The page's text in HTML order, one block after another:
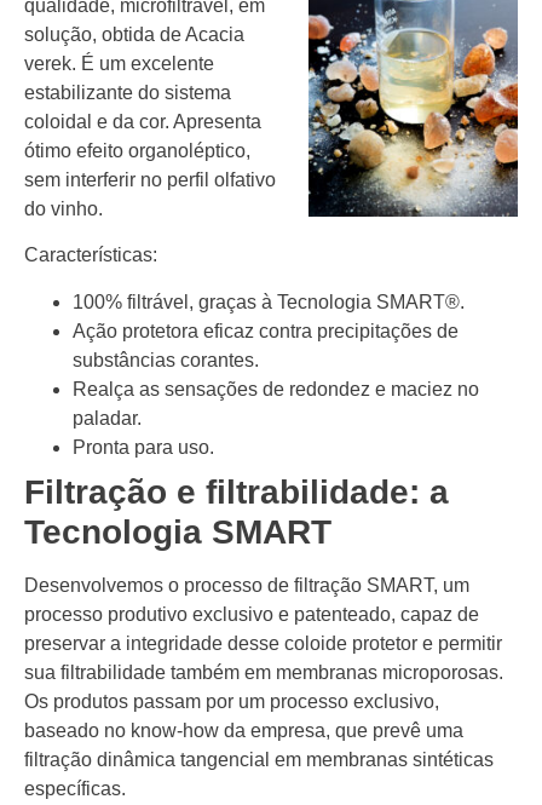
qualidade, microfiltrável, em
solução, obtida de Acacia
verek. É um excelente
estabilizante do sistema
coloidal e da cor. Apresenta
ótimo efeito organoléptico,
sem interferir no perfil olfativo
do vinho.
Características:
100% filtrável, graças à Tecnologia SMART®.
Ação protetora eficaz contra precipitações de
substâncias corantes.
Realça as sensações de redondez e maciez no
paladar.
Pronta para uso.
Filtração e filtrabilidade: a
Tecnologia SMART
Desenvolvemos o processo de filtração SMART, um
processo produtivo exclusivo e patenteado, capaz de
preservar a integridade desse coloide protetor e permitir
sua filtrabilidade também em membranas microporosas.
Os produtos passam por um processo exclusivo,
baseado no know-how da empresa, que prevê uma
filtração dinâmica tangencial em membranas sintéticas
específicas.